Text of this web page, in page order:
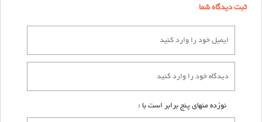
ثبت دیدگاه شما
نوزده منهای پنج برابر است با :